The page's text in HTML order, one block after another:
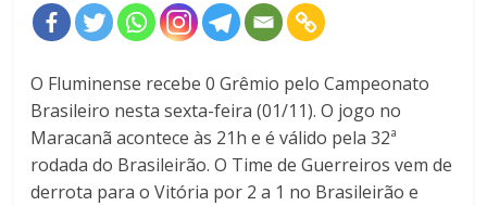
O Fluminense recebe 0 Grêmio pelo Campeonato
Brasileiro nesta sexta-feira (01/11). O jogo no
Maracanã acontece às 21h e é válido pela 32ª
rodada do Brasileirão. O Time de Guerreiros vem de
derrota para o Vitória por 2 a 1 no Brasileirão e